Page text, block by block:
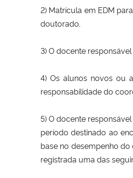
2) Matrícula em EDM
doutorado.
3) O docente
4) Os alunos novos ou
responsabilidade do
5) O docente
período destinado ao
base no desempenho
registrada uma das